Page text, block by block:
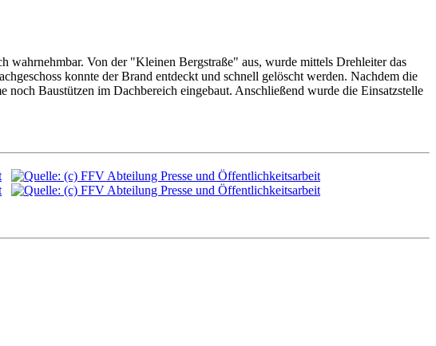
wahrnehmbar. Von der "Kleinen Bergstraße" aus, wurde mittels Drehleiter das
konnte der Brand entdeckt und schnell gelöscht werden. Nachdem die
noch Baustützen im Dachbereich eingebaut. Anschließend wurde die Einsatzstelle